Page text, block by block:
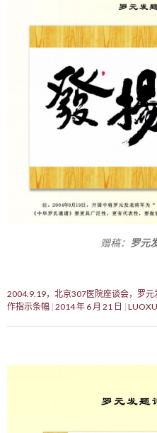
赠稿： 罗元
2004.9.19，北京307医院座谈会，罗
作指示条幅 2014 年 6 月 21 日